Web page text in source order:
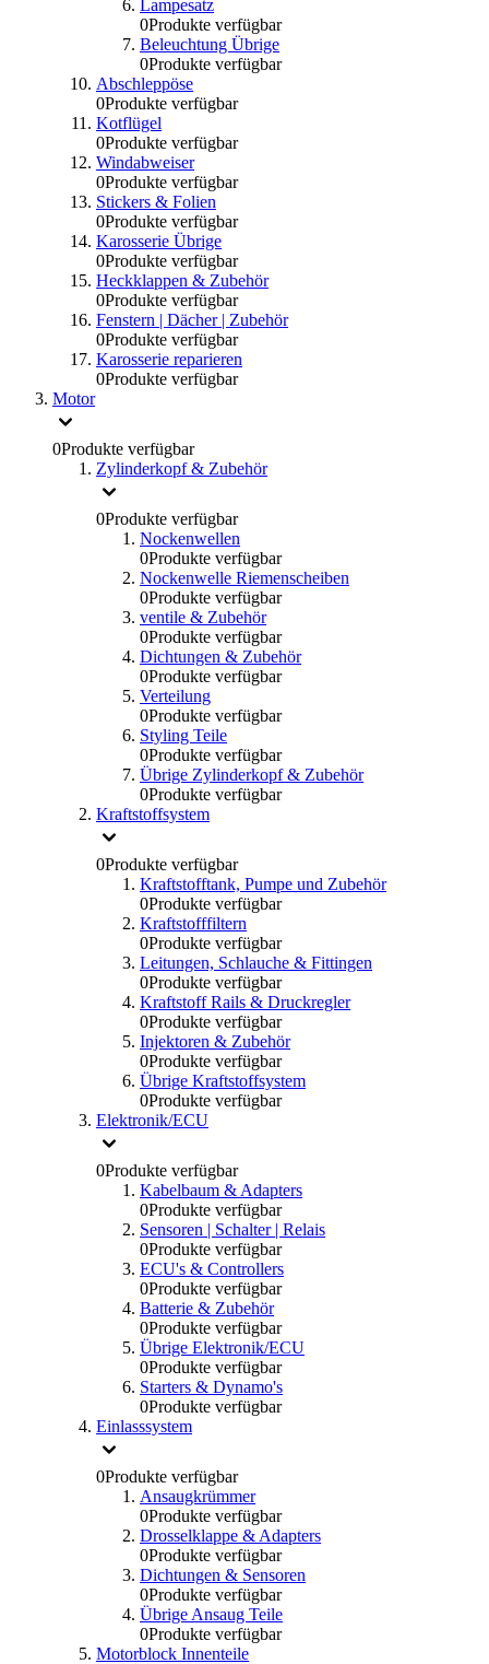
Lampesatz
0Produkte verfügbar
Beleuchtung Übrige
0Produkte verfügbar
Abschleppöse
0Produkte verfügbar
Kotflügel
0Produkte verfügbar
Windabweiser
0Produkte verfügbar
Stickers & Folien
0Produkte verfügbar
Karosserie Übrige
0Produkte verfügbar
Heckklappen & Zubehör
0Produkte verfügbar
Fenstern | Dächer | Zubehör
0Produkte verfügbar
Karosserie reparieren
0Produkte verfügbar
Motor
0Produkte verfügbar
Zylinderkopf & Zubehör
0Produkte verfügbar
Nockenwellen
0Produkte verfügbar
Nockenwelle Riemenscheiben
0Produkte verfügbar
ventile & Zubehör
0Produkte verfügbar
Dichtungen & Zubehör
0Produkte verfügbar
Verteilung
0Produkte verfügbar
Styling Teile
0Produkte verfügbar
Übrige Zylinderkopf & Zubehör
0Produkte verfügbar
Kraftstoffsystem
0Produkte verfügbar
Kraftstofftank, Pumpe und Zubehör
0Produkte verfügbar
Kraftstofffiltern
0Produkte verfügbar
Leitungen, Schlauche & Fittingen
0Produkte verfügbar
Kraftstoff Rails & Druckregler
0Produkte verfügbar
Injektoren & Zubehör
0Produkte verfügbar
Übrige Kraftstoffsystem
0Produkte verfügbar
Elektronik/ECU
0Produkte verfügbar
Kabelbaum & Adapters
0Produkte verfügbar
Sensoren | Schalter | Relais
0Produkte verfügbar
ECU's & Controllers
0Produkte verfügbar
Batterie & Zubehör
0Produkte verfügbar
Übrige Elektronik/ECU
0Produkte verfügbar
Starters & Dynamo's
0Produkte verfügbar
Einlasssystem
0Produkte verfügbar
Ansaugkrümmer
0Produkte verfügbar
Drosselklappe & Adapters
0Produkte verfügbar
Dichtungen & Sensoren
0Produkte verfügbar
Übrige Ansaug Teile
0Produkte verfügbar
Motorblock Innenteile